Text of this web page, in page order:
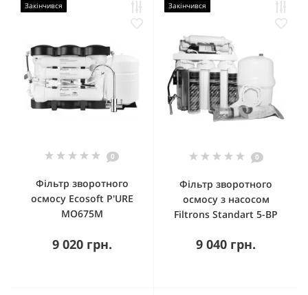
Закінчився
0
Фільтр зворотного
осмосу Ecosoft P'URE
MO675M
9 020 грн.
Закінчився
0
Фільтр зворотного
осмосу з насосом
Filtrons Standart 5-BP
9 040 грн.